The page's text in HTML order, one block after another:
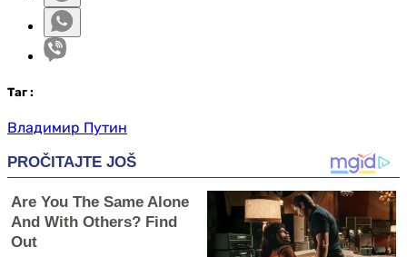
Таг :
Владимир Путин